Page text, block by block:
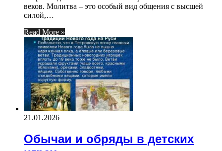
веков. Молитва – это особый вид общения с высшей
силой,…
Read More »
21.01.2026
Обычаи и обряды в детских